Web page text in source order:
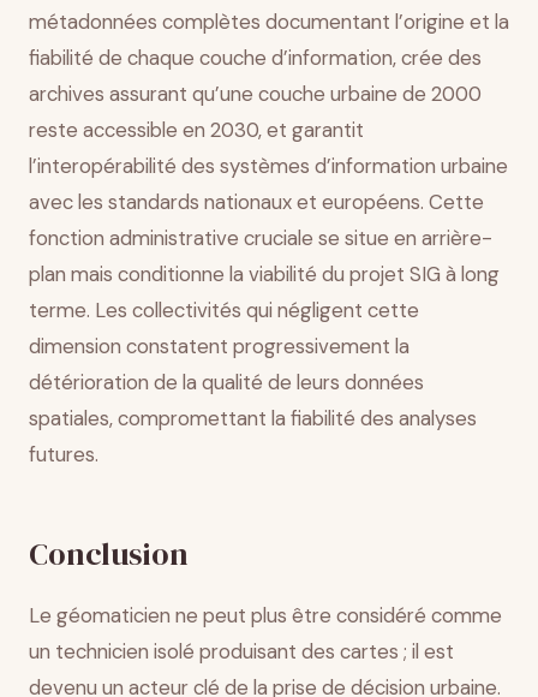
métadonnées complètes documentant l’origine et la
fiabilité de chaque couche d’information, crée des
archives assurant qu’une couche urbaine de 2000
reste accessible en 2030, et garantit
l’interopérabilité des systèmes d’information urbaine
avec les standards nationaux et européens. Cette
fonction administrative cruciale se situe en arrière-
plan mais conditionne la viabilité du projet SIG à long
terme. Les collectivités qui négligent cette
dimension constatent progressivement la
détérioration de la qualité de leurs données
spatiales, compromettant la fiabilité des analyses
futures.
Conclusion
Le géomaticien ne peut plus être considéré comme
un technicien isolé produisant des cartes ; il est
devenu un acteur clé de la prise de décision urbaine.